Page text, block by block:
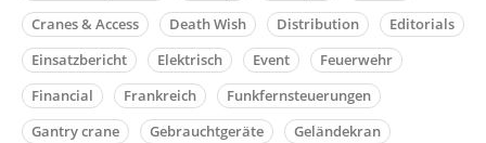
Cranes & Access
Death Wish Distribution
Editorials
Einsatzbericht
Elektrisch Event
Feuerwehr
Financial
Frankreich
Funkfernsteuerungen
Gantry crane
Gebrauchtgeräte
Geländekran